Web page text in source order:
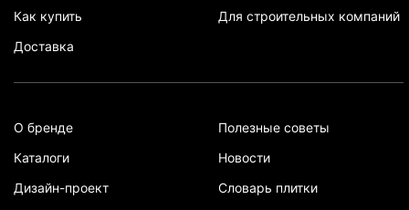
Как купить
Доставка
Для строительных компаний
О бренде
Каталоги
Дизайн-проект
Полезные советы
Новости
Словарь плитки